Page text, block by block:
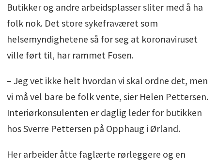
Butikker og andre arbeidsplasser sliter med å ha
folk nok. Det store sykefraværet som
helsemyndighetene så for seg at koronaviruset
ville ført til, har rammet Fosen.
– Jeg vet ikke helt hvordan vi skal ordne det, men
vi må vel bare be folk vente, sier Helen Pettersen.
Interiørkonsulenten er daglig leder for butikken
hos Sverre Pettersen på Opphaug i Ørland.
Her arbeider åtte faglærte rørleggere og en